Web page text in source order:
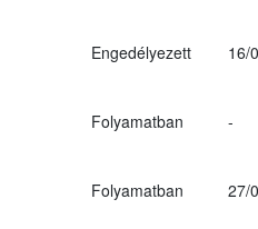
Engedélyezett 16/
Folyamatban -
Folyamatban 27/